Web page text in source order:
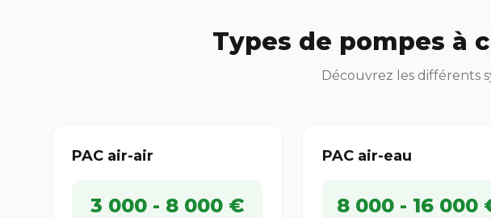
Types de pompes à
Découvrez les différents
PAC air-air
3 000 - 8 000 €
PAC air-eau
8 000 - 16 000